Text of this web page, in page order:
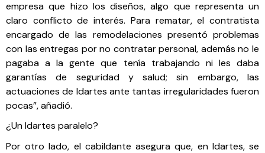
empresa que hizo los diseños, algo que representa un
claro conflicto de interés. Para rematar, el contratista
encargado de las remodelaciones presentó problemas
con las entregas por no contratar personal, además no le
pagaba a la gente que tenía trabajando ni les daba
garantías de seguridad y salud; sin embargo, las
actuaciones de Idartes ante tantas irregularidades fueron
pocas”, añadió.
¿Un Idartes paralelo?
Por otro lado, el cabildante asegura que, en Idartes, se